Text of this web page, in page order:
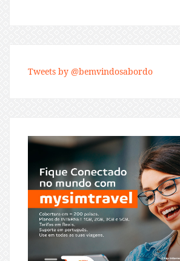
Tweets by @bemvindosabordo